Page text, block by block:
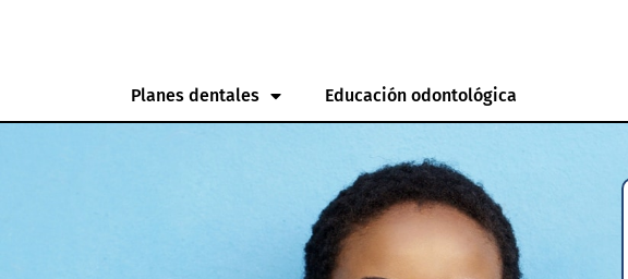
Planes dentales Educación odontológica